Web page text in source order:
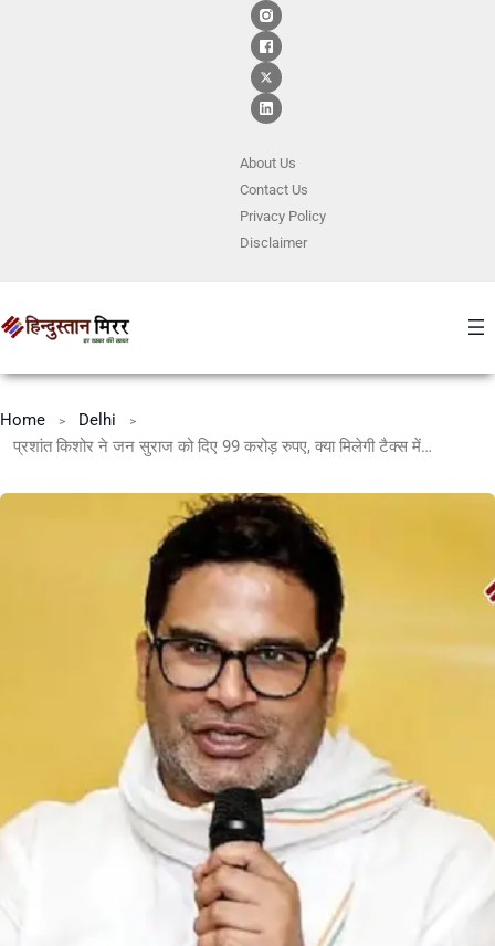
About Us
ContactUs
Privacy Policy
Disclaimer
Home
Delhi
प्रशांत किशोर ने जन सुराज को दिए 99 करोड़ रुपए, क्या मिलेगी टैक्स में छूट?